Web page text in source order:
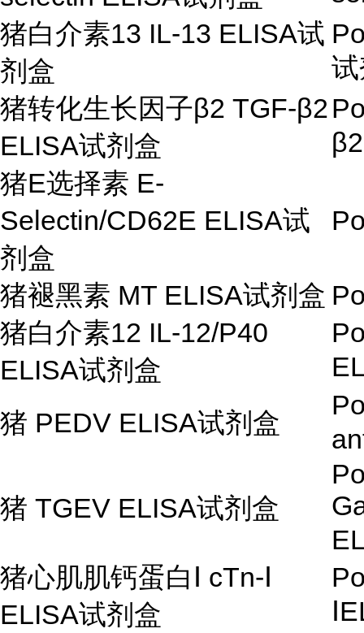
猪白介素13 IL-13 ELISA试
剂盒
猪转化生长因子β2 TGF-β2
ELISA试剂盒
β
猪E选择素 E-
Selectin/CD62E ELISA试
剂盒
猪褪黑素 MT ELISA试剂盒
猪白介素12 IL-12/P40
ELISA试剂盒
猪 PEDV ELISA试剂盒
猪 TGEV ELISA试剂盒
猪心肌肌钙蛋白 Ⅰ cTn-Ⅰ
ELISA试剂盒
Ⅰ